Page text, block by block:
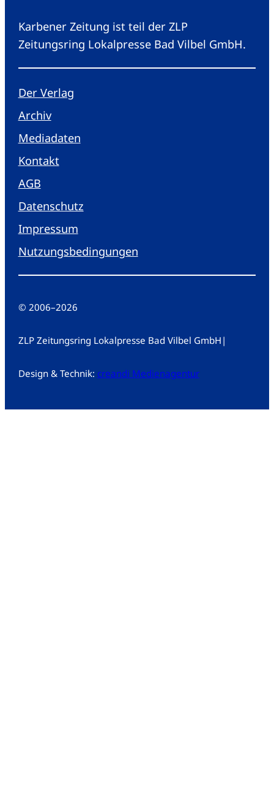
Karbener Zeitung ist teil der ZLP
Zeitungsring Lokalpresse Bad Vilbel GmbH.
Der Verlag
Archiv
Mediadaten
Kontakt
AGB
Datenschutz
Impressum
Nutzungsbedingungen
© 2006–2026
ZLP Zeitungsring Lokalpresse Bad Vilbel GmbH |
Design & Technik: creandi Medienagentur